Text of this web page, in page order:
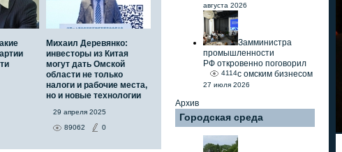
Михаил Деревянко:
инвесторы из Китая
могут дать Омской
области не только
налоги и рабочие места,
но и новые технологии
29 апреля 2025
89062
0
августа 2026
Замминистра
промышленности
РФ откровенно поговорил
с омским бизнесом
4114
27 июля 2026
Архив
Городская среда